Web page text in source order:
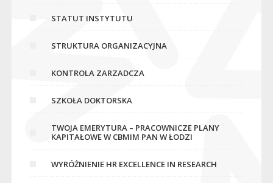
STATUT INSTYTUTU
STRUKTURA ORGANIZACYJNA
KONTROLA ZARZADCZA
SZKOŁA DOKTORSKA
TWOJA EMERYTURA – PRACOWNICZE PLANY
KAPITAŁOWE W CBMIM PAN W ŁODZI
WYRÓŻNIENIE HR EXCELLENCE IN RESEARCH